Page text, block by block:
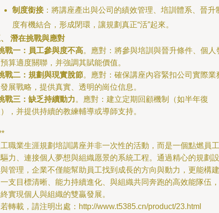
制度銜接：將講座產出與公司的績效管理、培訓體系、晉升
度有機結合，形成閉環，讓規劃真正“活”起來。
潛在挑戰與應對
戰一：員工參與度不高。應對：將參與培訓與晉升條件、個人
算適度關聯，并強調其賦能價值。
戰二：規劃與現實脫節。應對：確保講座內容緊扣公司實際業
展戰略，提供真實、透明的崗位信息。
戰三：缺乏持續動力。應對：建立定期回顧機制（如半年復
，并提供持續的教練輔導或導師支持。
職業生涯規劃培訓講座并非一次性的活動，而是一個點燃員工
力、連接個人夢想與組織愿景的系統工程。通過精心的規劃設
管理，企業不僅能幫助員工找到成長的方向與動力，更能構建
支目標清晰、能力持續進化、與組織共同奔跑的高效能隊伍，
實現個人與組織的雙贏發展。
轉載，請注明出處：http://www.t5385.cn/product/23.html